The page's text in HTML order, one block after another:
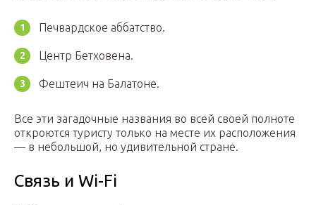
Печвардское аббатство.
Центр Бетховена.
Фештеич на Балатоне.
Все эти загадочные названия во всей своей полноте
откроются туристу только на месте их расположения
— в небольшой, но удивительной стране.
Связь и Wi-Fi